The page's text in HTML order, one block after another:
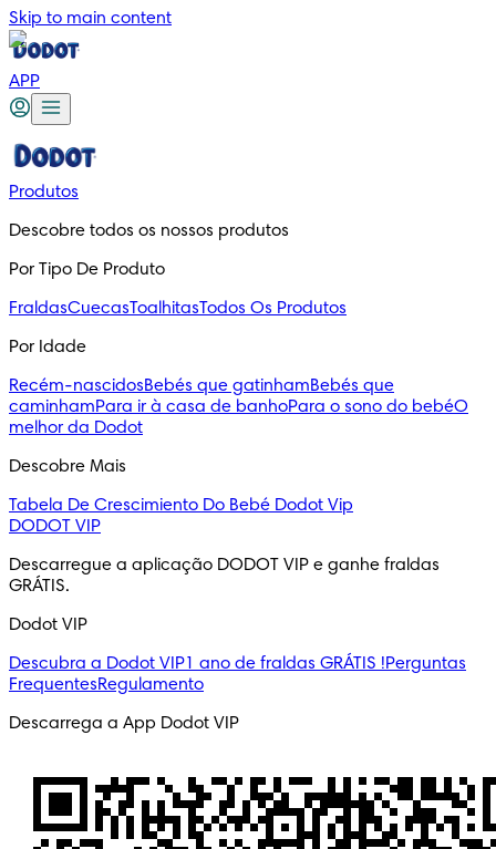
Skip to main content
APP
Produtos
Descobre todos os nossos produtos
Por Tipo De Produto
FraldasCuecasToalhitasTodos Os Produtos
Por Idade
Recém-nascidosBebés que gatinhamBebés que
caminhamPara ir à casa de banhoPara o sono do bebéO
melhor da Dodot
Descobre Mais
Tabela De Crescimiento Do Bebé Dodot Vip
DODOT VIP
Descarregue a aplicação DODOT VIP e ganhe fraldas
GRÁTIS.
Dodot VIP
Descubra a Dodot VIP1 ano de fraldas GRÁTIS !Perguntas
FrequentesRegulamento
Descarrega a App Dodot VIP